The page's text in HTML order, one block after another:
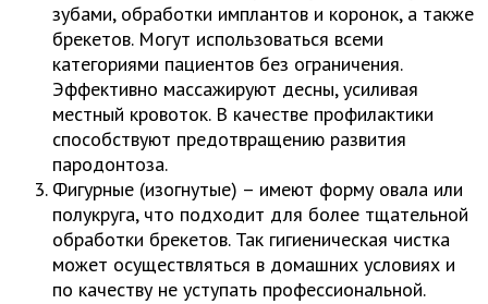
зубами, обработки имплантов и коронок, а также
брекетов. Могут использоваться всеми
категориями пациентов без ограничения.
Эффективно массажируют десны, усиливая
местный кровоток. В качестве профилактики
способствуют предотвращению развития
пародонтоза.
Фигурные (изогнутые) – имеют форму овала или
полукруга, что подходит для более тщательной
обработки брекетов. Так гигиеническая чистка
может осуществляться в домашних условиях и
по качеству не уступать профессиональной.